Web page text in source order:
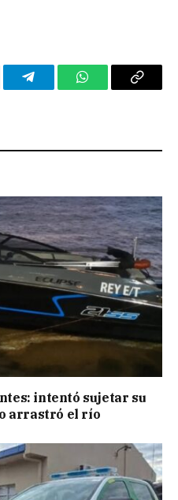
TelegramWhatsAppCopy
intentó sujetar su
arrastró el río